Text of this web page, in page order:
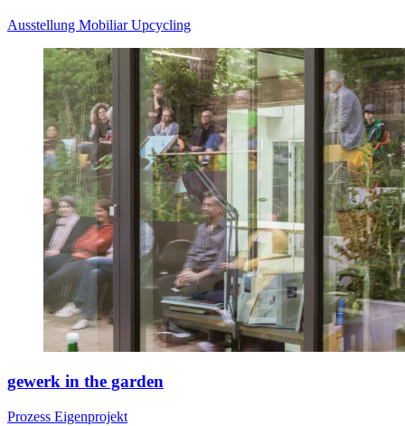
Ausstellung MobiliarUpcycling
gewerk in the garden
Prozess Eigenprojekt